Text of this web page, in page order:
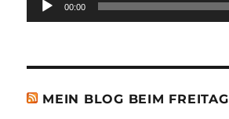
00:00
MEIN BLOG BEIM FREITAG